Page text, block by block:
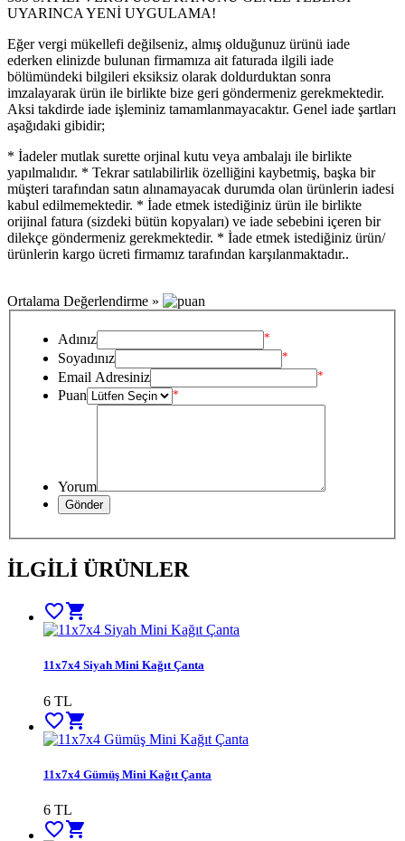
UYARINCA YENİ UYGULAMA!
Eğer vergi mükellefi değilseniz, almış olduğunuz ürünü iade
ederken elinizde bulunan firmamıza ait faturada ilgili iade
bölümündeki bilgileri eksiksiz olarak doldurduktan sonra
imzalayarak ürün ile birlikte bize geri göndermeniz gerekmektedir.
Aksi takdirde iade işleminiz tamamlanmayacaktır. Genel iade şartları
aşağıdaki gibidir;
* İadeler mutlak surette orjinal kutu veya ambalajı ile birlikte
yapılmalıdır. * Tekrar satılabilirlik özelliğini kaybetmiş, başka bir
müşteri tarafından satın alınamayacak durumda olan ürünlerin iadesi
kabul edilmemektedir. * İade etmek istediğiniz ürün ile birlikte
orijinal fatura (sizdeki bütün kopyaları) ve iade sebebini içeren bir
dilekçe göndermeniz gerekmektedir. * İade etmek istediğiniz ürün/
ürünlerin kargo ücreti firmamız tarafından karşılanmaktadır..
Ortalama Değerlendirme »
Adınız *
Soyadınız *
Email Adresiniz *
Puan *
Yorum
İLGİLİ ÜRÜNLER
favorite_bordershopping_cart
11x7x4 Siyah Mini Kağıt Çanta
6 TL
favorite_bordershopping_cart
11x7x4 Gümüş Mini Kağıt Çanta
6 TL
favorite_bordershopping_cart